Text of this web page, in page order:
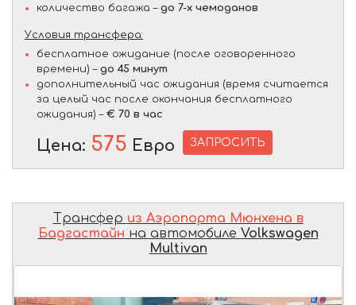
количество багажа – до 7-х чемоданов
Условия трансфера:
бесплатное ожидание (после оговоренного
времени) – до 45 минут
дополнительный час ожидания (время считается
за целый час после окончания бесплатного
ожидания) – € 70 в час
Цена: 575 Евро ЗАПРОСИТЬ
Трансфер из Аэропорта Мюнхена в
Бадгастайн на автомобиле Volkswagen
Multivan